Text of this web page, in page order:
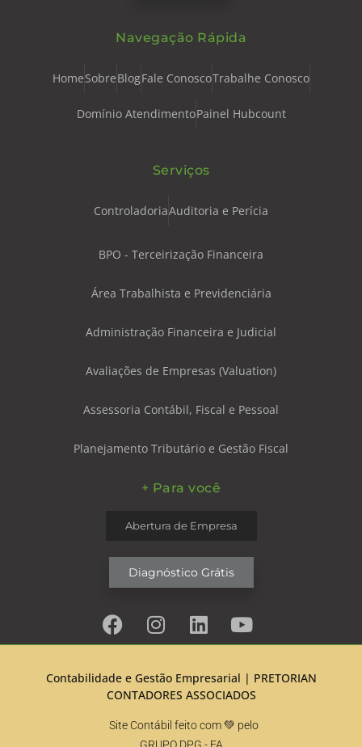
Navegação Rápida
HomeSobreBlogFale ConoscoTrabalhe Conosco
Domínio AtendimentoPainel Hubcount
Serviços
ControladoriaAuditoria e Perícia
BPO - Terceirização Financeira
Área Trabalhista e Previdenciária
Administração Financeira e Judicial
Avaliações de Empresas (Valuation)
Assessoria Contábil, Fiscal e Pessoal
Planejamento Tributário e Gestão Fiscal
+ Para você
Abertura de Empresa
Diagnóstico Grátis
Contabilidade e Gestão Empresarial | PRETORIAN
CONTADORES ASSOCIADOS
Site Contábil feito com 💚 pelo